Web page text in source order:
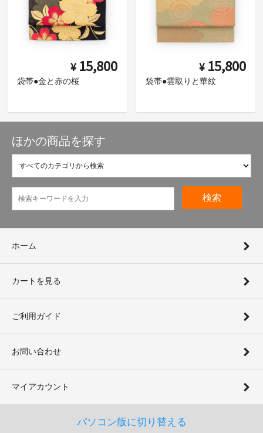
¥ 15,800
袋帯●金と赤の桜
¥ 15,800
袋帯●雲取りと華紋
ほかの商品を探す
検索
ホーム
カートを見る
ご利用ガイド
お問い合わせ
マイアカウント
パソコン版に切り替える